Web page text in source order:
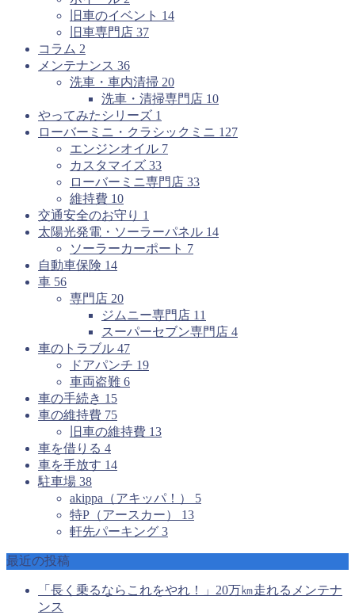
旧車のイベント 14
旧車専門店 37
コラム 2
メンテナンス 36
洗車・車内清掃 20
洗車・清掃専門店 10
やってみたシリーズ 1
ローバーミニ・クラシックミニ 127
エンジンオイル 7
カスタマイズ 33
ローバーミニ専門店 33
維持費 10
交通安全のお守り 1
太陽光発電・ソーラーパネル 14
ソーラーカーポート 7
自動車保険 14
車 56
専門店 20
ジムニー専門店 11
スーパーセブン専門店 4
車のトラブル 47
ドアパンチ 19
車両盗難 6
車の手続き 15
車の維持費 75
旧車の維持費 13
車を借りる 4
車を手放す 14
駐車場 38
akippa（アキッパ！） 5
特P（アースカー） 13
軒先パーキング 3
最近の投稿
「長く乗るならこれをやれ！」20万㎞走れるメンテナ
ンス